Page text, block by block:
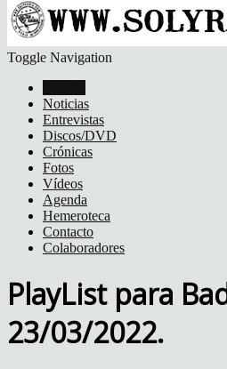
Toggle Navigation
Noticias
Entrevistas
Discos/DVD
Crónicas
Fotos
Vídeos
Agenda
Hemeroteca
Contacto
Colaboradores
PlayList para
23/03/2022.